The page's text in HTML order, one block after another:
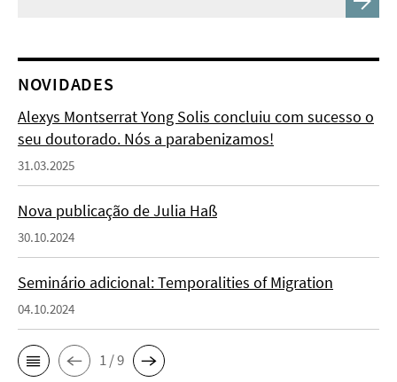
NOVIDADES
Alexys Montserrat Yong Solis concluiu com sucesso o
seu doutorado. Nós a parabenizamos!
31.03.2025
Nova publicação de Julia Haß
30.10.2024
Seminário adicional: Temporalities of Migration
04.10.2024
1 / 9